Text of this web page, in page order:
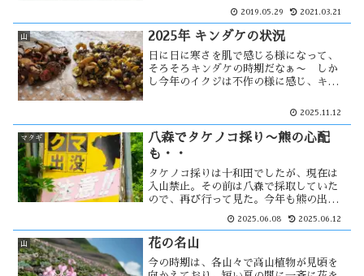
竹の花の蕾を見つけた。百年に一度咲く
る。何か、不吉な・・
2019.05.29 2021.03.21
山 2025年 キンダケの状況
日に日に寒さを肌で感じる様になって、
そろそろキンダケの時期だなぁ〜 しか
し今年のイクジは不作の様に感じ、キン
での販売も少ない。やはり不作なのだろ
2025.11.12
マタギ
八森でタケノコ採り〜熊の心配
も・・
タケノコ採りは十和田でしたが、現在は
入山禁止。その前は八森で採取していた
ので、再び行って見た。今年も熊の出没
する。20年以上のブランクで山は大きく
変り、果たしてタケノコはあるのか・・
2025.06.08 2025.06.12
山 花の名山
今の時期は、各山々で高山植物が見頃を